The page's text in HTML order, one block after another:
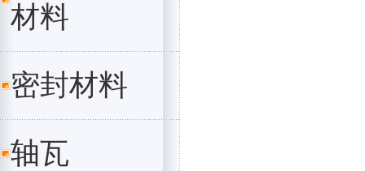
材料
密封材料
轴瓦